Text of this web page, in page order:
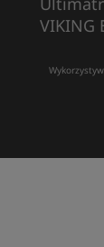
VIKING